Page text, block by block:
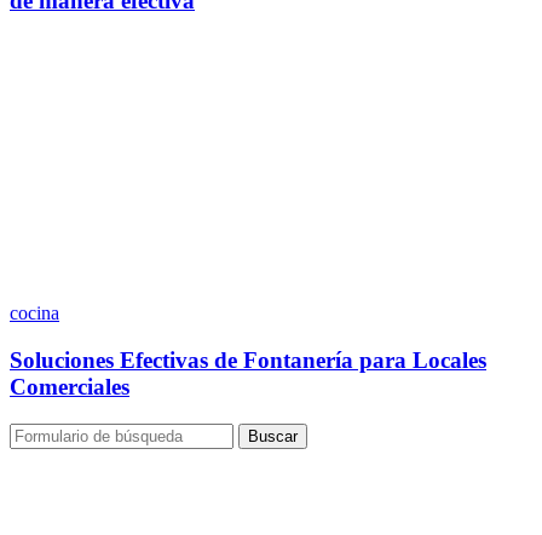
cocina
Soluciones Efectivas de Fontanería para Locales
Comerciales
Buscar